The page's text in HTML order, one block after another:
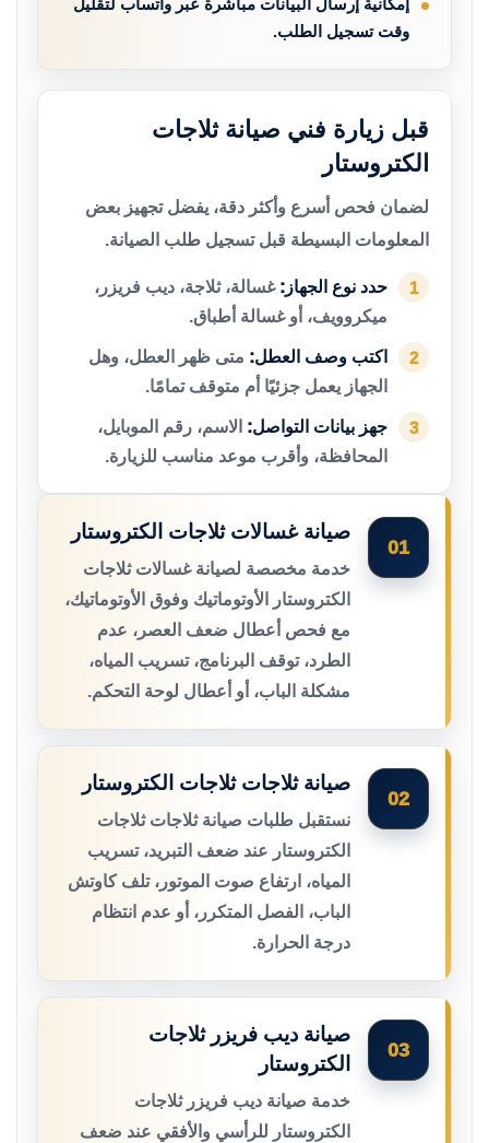
إمكانية إرسال البيانات مباشرة عبر واتساب لتقليل
وقت تسجيل الطلب.
قبل زيارة فني صيانة ثلاجات
الكتروستار
لضمان فحص أسرع وأكثر دقة، يفضل تجهيز بعض
المعلومات البسيطة قبل تسجيل طلب الصيانة.
1 حدد نوع الجهاز: غسالة، ثلاجة، ديب فريزر،
ميكروويف، أو غسالة أطباق.
2 اكتب وصف العطل: متى ظهر العطل، وهل
الجهاز يعمل جزئيًا أم متوقف تمامًا.
3 جهز بيانات التواصل: الاسم، رقم الموبايل،
المحافظة، وأقرب موعد مناسب للزيارة.
01
صيانة غسالات ثلاجات الكتروستار
خدمة مخصصة لصيانة غسالات ثلاجات
الكتروستار الأوتوماتيك وفوق الأوتوماتيك،
مع فحص أعطال ضعف العصر، عدم
الطرد، توقف البرنامج، تسريب المياه،
مشكلة الباب، أو أعطال لوحة التحكم.
02
صيانة ثلاجات ثلاجات الكتروستار
نستقبل طلبات صيانة ثلاجات ثلاجات
الكتروستار عند ضعف التبريد، تسريب
المياه، ارتفاع صوت الموتور، تلف كاوتش
الباب، الفصل المتكرر، أو عدم انتظام
درجة الحرارة.
03
صيانة ديب فريزر ثلاجات
الكتروستار
خدمة صيانة ديب فريزر ثلاجات
الكتروستار للرأسي والأفقي عند ضعف